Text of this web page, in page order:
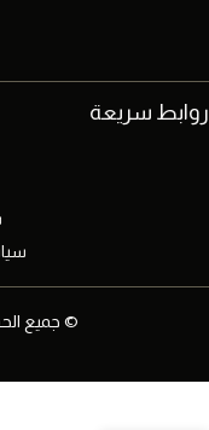
روابط سريعة
© جميع